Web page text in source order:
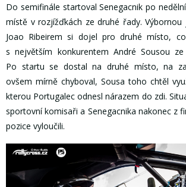
Do semifinále startoval Senegacnik po
místě v rozjížďkách ze druhé řady.
Joao Ribeirem si dojel pro druhé místo,
s největším konkurentem André Sousou
Po startu se dostal na druhé místo, na
ovšem mírně chyboval, Sousa toho chtěl
kterou Portugalec odnesl nárazem do zdi.
sportovní komisaři a Senegacnika nakonec z
pozice vyloučili.